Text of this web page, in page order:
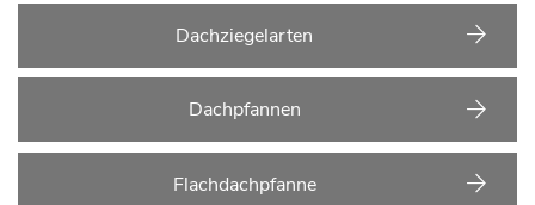
Dachziegelarten
Dachpfannen
Flachdachpfanne